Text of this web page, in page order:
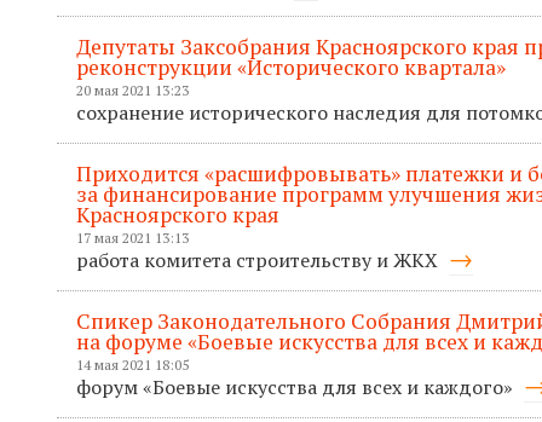
Депутаты Заксобрания Красноярского края
реконструкции «Исторического квартала»
20 мая 2021 13:23
сохранение исторического наследия для
Приходится «расшифровывать» платежки и
за финансирование программ улучшения
Красноярского края
17 мая 2021 13:13
работа комитета строительству и ЖКХ
Спикер Законодательного Собрания
на форуме «Боевые искусства для всех и
14 мая 2021 18:05
форум «Боевые искусства для всех и каждого»